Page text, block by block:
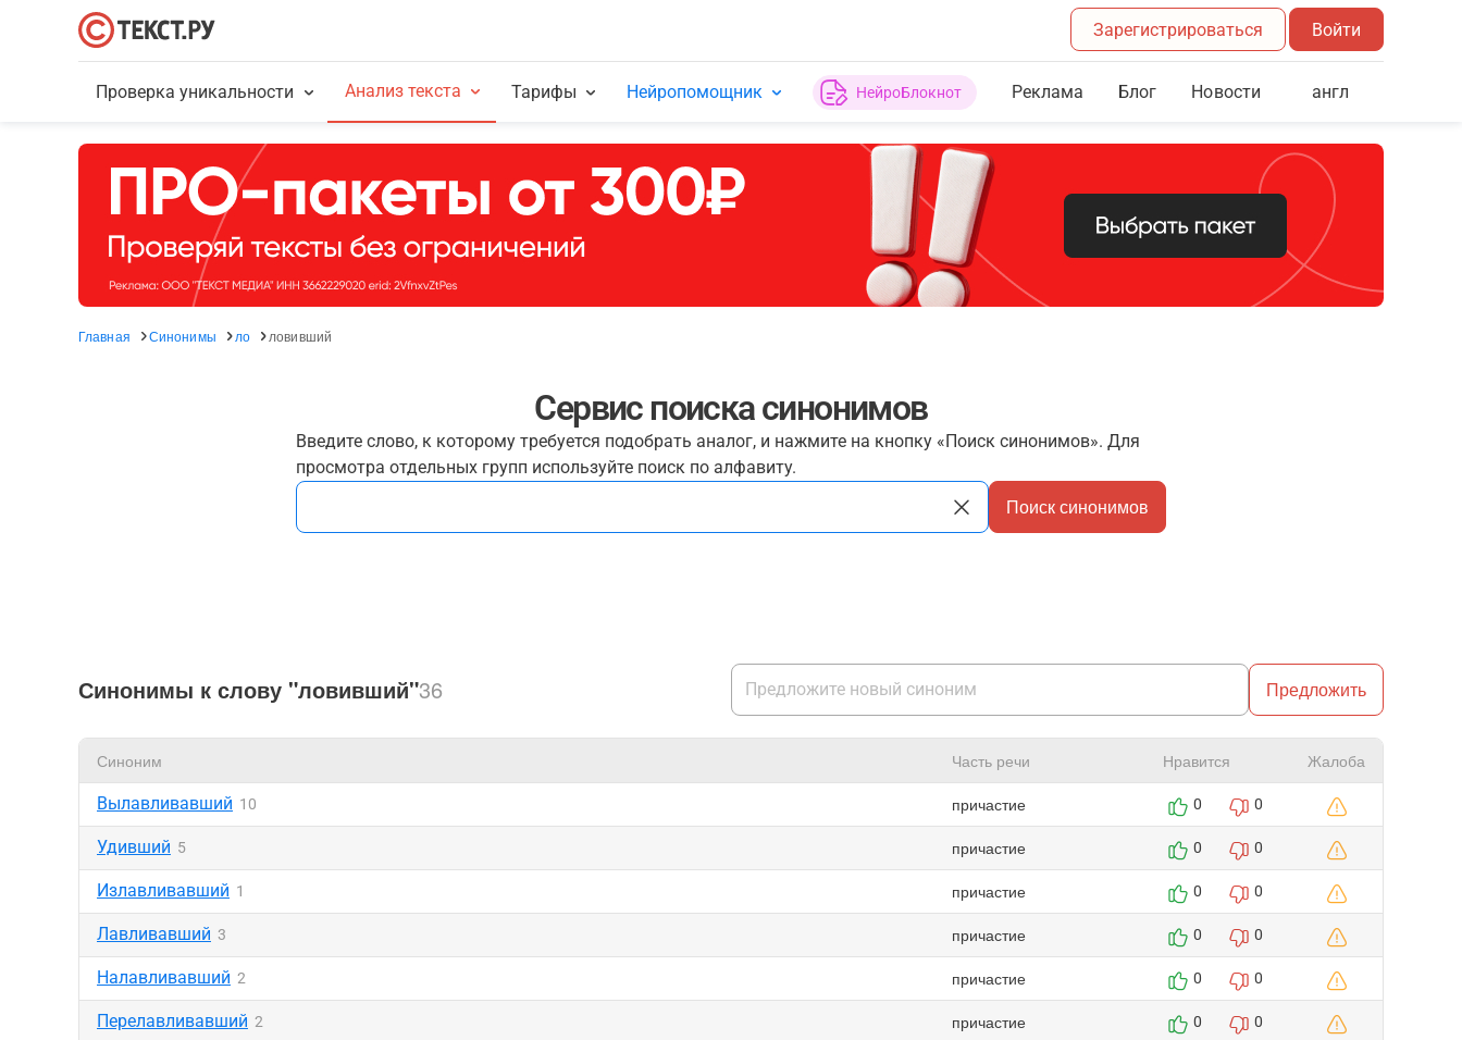
Зарегистрироваться Войти
Проверка уникальности Анализ текста Тарифы Нейропомощник НейроБлокнот Реклама Блог Новости англ
Главная Синонимы ло ловивший
Сервис поиска синонимов
Введите слово, к которому требуется подобрать аналог, и нажмите на кнопку «Поиск синонимов». Для
просмотра отдельных групп используйте поиск по алфавиту.
Поиск синонимов
Синонимы к слову "ловивший"36 Предложить
Синоним Часть речи Нравится Жалоба
Вылавливавший 10 причастие 0 0
Удивший 5 причастие 0 0
Излавливавший 1 причастие 0 0
Лавливавший 3 причастие 0 0
Налавливавший 2 причастие 0 0
Перелавливавший 2 причастие 0 0